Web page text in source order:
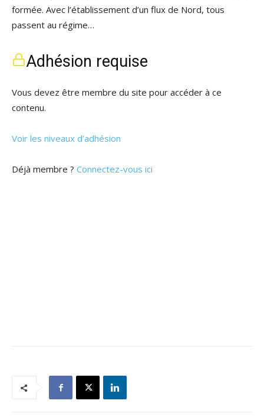
formée. Avec l’établissement d’un flux de Nord, tous
passent au régime…
Adhésion requise
Vous devez être membre du site pour accéder à ce
contenu.
Voir les niveaux d’adhésion
Déjà membre ? Connectez-vous ici